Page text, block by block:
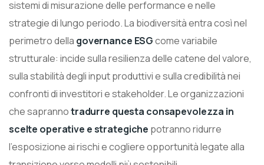
sistemi di misurazione delle performance e nelle
strategie di lungo periodo. La biodiversità entra così nel
perimetro della governance ESGcome variabile
strutturale: incide sulla resilienza delle catene del valore,
sulla stabilità degli input produttivi e sulla credibilità nei
confronti di investitori e stakeholder. Le organizzazioni
che saprannotradurre questa consapevolezza in
scelte operative e strategiche potranno ridurre
l’esposizione ai rischi e cogliere opportunità legate alla